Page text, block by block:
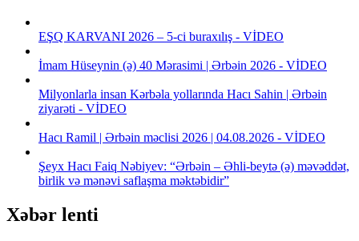
EŞQ KARVANI 2026 – 5-ci buraxılış - VİDEO
İmam Hüseynin (ə) 40 Mərasimi | Ərbəin 2026 - VİDEO
Milyonlarla insan Kərbəla yollarında Hacı Sahin | Ərbəin
ziyarəti - VİDEO
Hacı Ramil | Ərbəin məclisi 2026 | 04.08.2026 - VİDEO
Şeyx Hacı Faiq Nəbiyev: “Ərbəin – Əhli-beytə (ə) məvəddət,
birlik və mənəvi saflaşma məktəbidir”
Xəbər lenti